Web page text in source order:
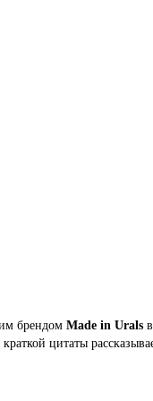
брендом Made in Urals
цитаты